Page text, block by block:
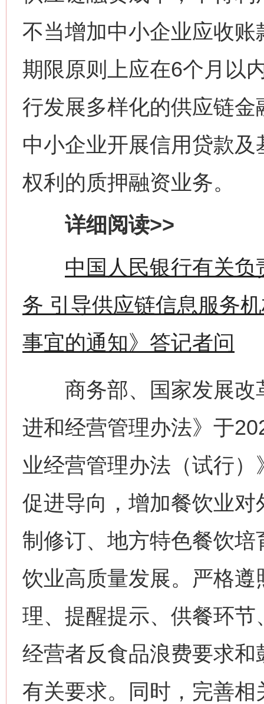
不当增加中小企业应收
期限原则上应在6个月以
行发展多样化的供应链
中小企业开展信用贷款
权利的质押融资业务。
详细阅读>>
中国人民银行有关
务 引导供应链信息服务
事宜的通知》答记者问
商务部、国家发展改
进和经营管理办法》于
业经营管理办法（试行
促进导向，增加餐饮业
制修订、地方特色餐饮
饮业高质量发展。严格
理、提醒提示、供餐环
经营者反食品浪费要求
有关要求。同时，完善